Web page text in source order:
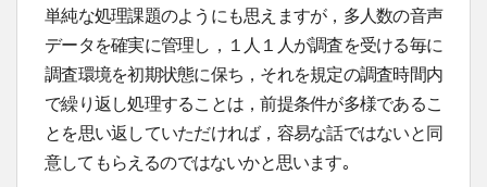
単純な処理課題のようにも思えますが，多人数の音声
データを確実に管理し，１人１人が調査を受ける毎に
調査環境を初期状態に保ち，それを規定の調査時間内
で繰り返し処理することは，前提条件が多様であるこ
とを思い返していただければ，容易な話ではないと同
意してもらえるのではないかと思います｡